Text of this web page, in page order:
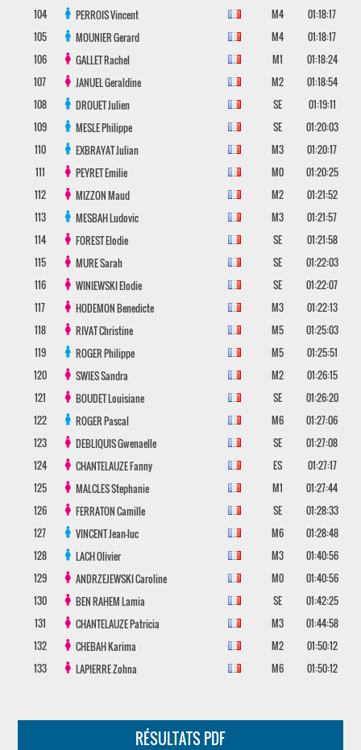
104
PERROISVincent M4
01:18:17
105
MOUNIERGerard M4
01:18:17
106
GALLETRachel M1
01:18:24
107
JANUELGeraldine M2
01:18:54
108
DROUETJulien SE
01:19:11
109
MESLEPhilippe SE
01:20:03
110
EXBRAYATJulian M3
01:20:17
111
PEYRETEmilie M0
01:20:25
112
MIZZONMaud M2
01:21:52
113
MESBAHLudovic M3
01:21:57
114
FORESTElodie SE
01:21:58
115
MURESarah SE
01:22:03
116
WINIEWSKIElodie SE
01:22:07
117
HODEMONBenedicte M3
01:22:13
118
RIVATChristine M5
01:25:03
119
ROGERPhilippe M5
01:25:51
120
SWIESSandra M2
01:26:15
121
BOUDETLouisiane SE
01:26:20
122
ROGERPascal M6
01:27:06
123
DEBLIQUISGwenaelle SE
01:27:08
124
CHANTELAUZEFanny ES
01:27:17
125
MALCLESStephanie M1
01:27:44
126
FERRATONCamille SE
01:28:33
127
VINCENTJean-luc M6
01:28:48
128
LACHOlivier M3
01:40:56
129
ANDRZEJEWSKICaroline M0
01:40:56
130
BEN RAHEMLamia SE
01:42:25
131
CHANTELAUZEPatricia M3
01:44:58
132
CHEBAHKarima M2
01:50:12
133
LAPIERREZohna M6 01:50:12
RÉSULTATS PDF